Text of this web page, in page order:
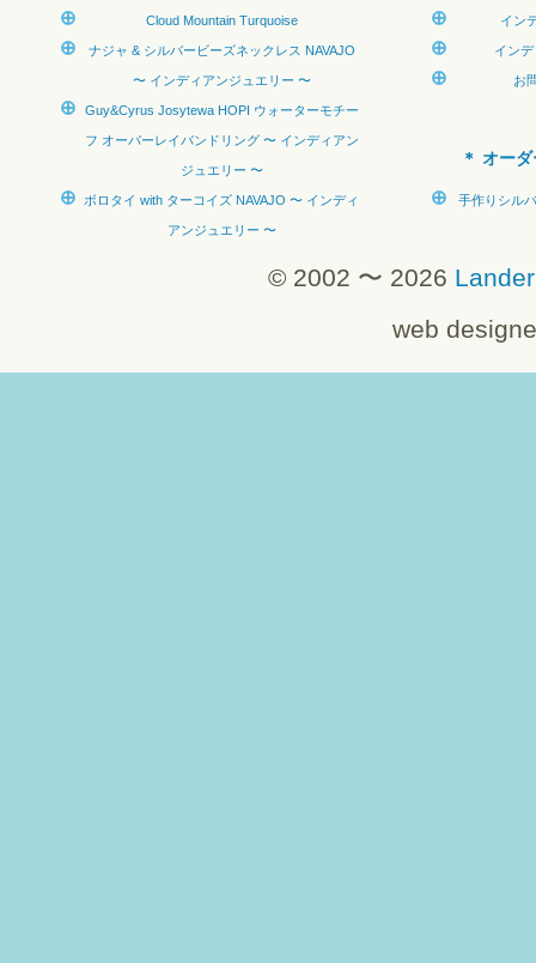
Cloud Mountain Turquoise
ナジャ & シルバービーズネックレス NAVAJO
〜 インディアンジュエリー 〜
Guy&Cyrus Josytewa HOPI ウォーターモチー
フ オーバーレイバンドリング 〜 インディアン
ジュエリー 〜
ボロタイ with ターコイズ NAVAJO 〜 インディ
アンジュエリー 〜
イン
イン
お
オー
手作りシル
© 2002 〜 2026
web